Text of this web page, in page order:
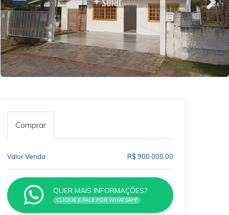
Comprar
Valor Venda R$ 900.000,00
QUER MAIS INFORMAÇÕES?
CLIQUE E FALE POR WHATSAPP